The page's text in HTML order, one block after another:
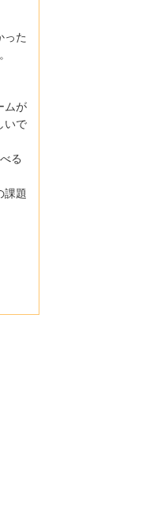
った
ムが
いで
る
課題